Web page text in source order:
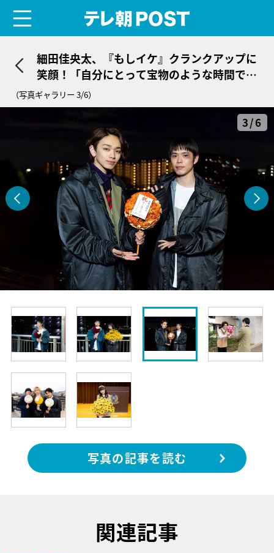
細田佳央太、『もしイケ』クランクアップに
笑顔！「自分にとって宝物のような時間でし
た」
（写真ギャラリー 3/6）
3/6
写真の記事を読む
関連記事